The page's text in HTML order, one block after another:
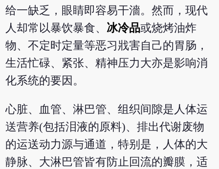
给一缺乏，眼睛即容易干濇。然而，现代
人却常以暴饮暴食、 冰冷品或烧烤油炸
物、不定时定量等恶习戕害自己的胃肠，
生活忙碌、紧张、精神压力大亦是影响消
化系统的要因。
心脏、血管、淋巴管、组织间隙是人体运
送营养(包括泪液的原料)、排出代谢废物
的运送动力源与通道，特别是，人体的大
静脉、大淋巴管皆有防止回流的瓣膜，适